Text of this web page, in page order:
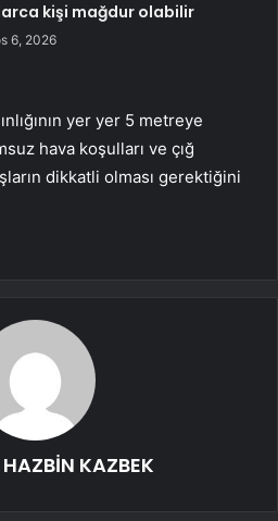
kişi mağdur olabilir
6, 2026
yer yer 5 metreye
hava koşulları ve çığ
dikkatli olması gerektiğini
KAZBEK